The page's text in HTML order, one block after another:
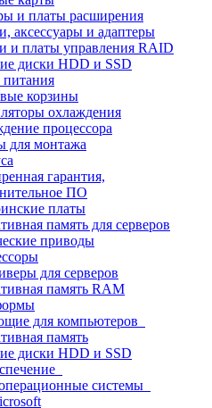
и платы расширения
аксессуары и адаптеры
и платы управления RAID
диски HDD и SSD
корзины
охлаждения
процессора
для монтажа
гарантия,
ПО
платы
память для серверов
приводы
для серверов
память RAM
для компьютеров
память
диски HDD и SSD
системы